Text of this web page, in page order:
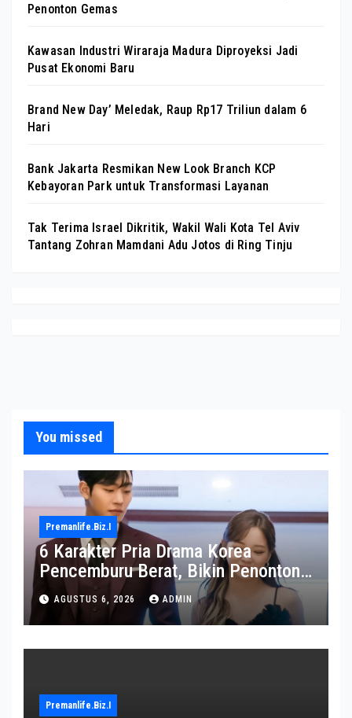
Penonton Gemas
Kawasan Industri Wiraraja Madura Diproyeksi Jadi
Pusat Ekonomi Baru
Brand New Day’ Meledak, Raup Rp17 Triliun dalam 6
Hari
Bank Jakarta Resmikan New Look Branch KCP
Kebayoran Park untuk Transformasi Layanan
Tak Terima Israel Dikritik, Wakil Wali Kota Tel Aviv
Tantang Zohran Mamdani Adu Jotos di Ring Tinju
You missed
Premanlife.biz.i
6 Karakter Pria Drama Korea
Pencemburu Berat, Bikin Penonton
Gemas
AGUSTUS 6, 2026 ADMIN
Premanlife.biz.i